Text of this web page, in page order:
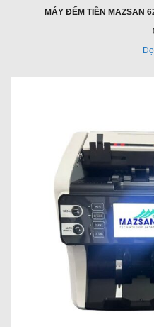
MÁY ĐẾM TIỀN MAZSAN